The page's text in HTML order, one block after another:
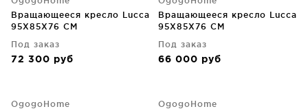
Вращающееся кресло Lucca
95X85X76 CM
Под заказ
72 300 руб
Вращающееся кресло Lucca
95X85X76 CM
Под заказ
66 000 руб
OgogoHome
OgogoHome